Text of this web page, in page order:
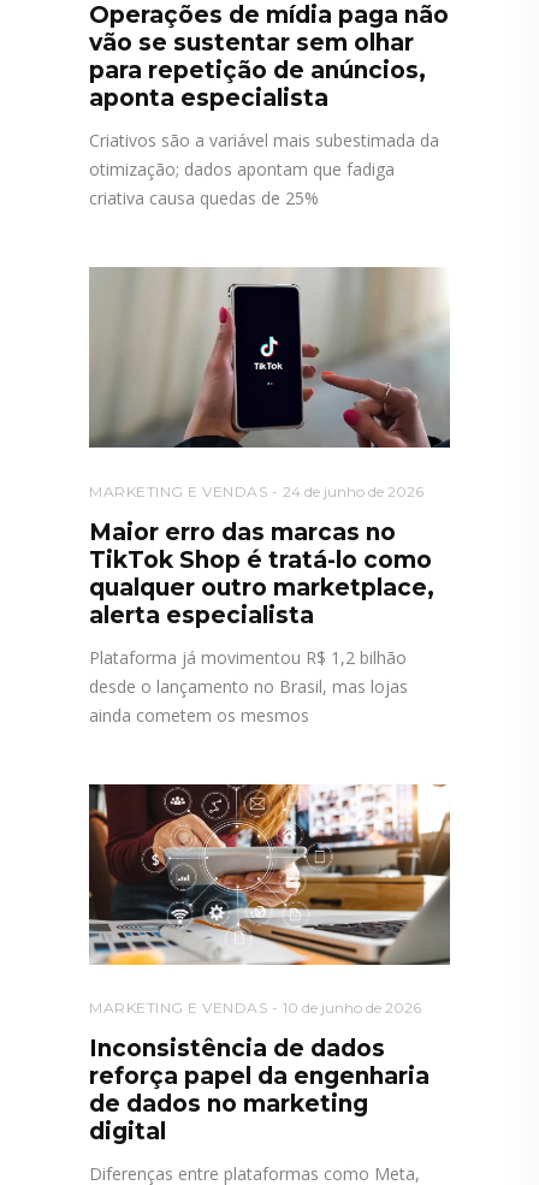
Operações de mídia paga não
vão se sustentar sem olhar
para repetição de anúncios,
aponta especialista
Criativos são a variável mais subestimada da
otimização; dados apontam que fadiga
criativa causa quedas de 25%
MARKETING E VENDAS 24 de junho de 2026
Maior erro das marcas no
TikTok Shop é tratá-lo como
qualquer outro marketplace,
alerta especialista
Plataforma já movimentou R$ 1,2 bilhão
desde o lançamento no Brasil, mas lojas
ainda cometem os mesmos
MARKETING E VENDAS 10 de junho de 2026
Inconsistência de dados
reforça papel da engenharia
de dados no marketing
digital
Diferenças entre plataformas como Meta,